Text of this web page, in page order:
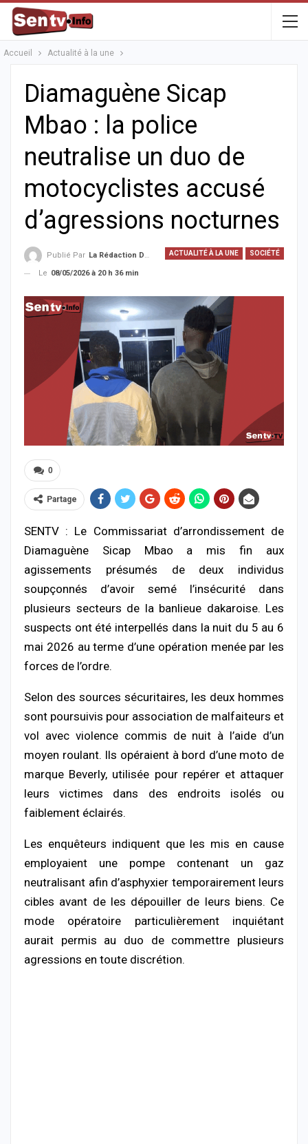
Accueil Actualité à la une
Diamaguène Sicap
Mbao : la police
neutralise un duo de
motocyclistes accusé
d’agressions nocturnes
ACTUALITÉ À LA UNE SOCIÉTÉ
Publié Par La Rédaction De La SenTV.info
Le 08/05/2026 à 20 h 36 min
0
Partage
SENTV : Le Commissariat d’arrondissement de
Diamaguène Sicap Mbao a mis fin aux
agissements présumés de deux individus
soupçonnés d’avoir semé l’insécurité dans
plusieurs secteurs de la banlieue dakaroise. Les
suspects ont été interpellés dans la nuit du 5 au 6
mai 2026 au terme d’une opération menée par les
forces de l’ordre.
Selon des sources sécuritaires, les deux hommes
sont poursuivis pour association de malfaiteurs et
vol avec violence commis de nuit à l’aide d’un
moyen roulant. Ils opéraient à bord d’une moto de
marque Beverly, utilisée pour repérer et attaquer
leurs victimes dans des endroits isolés ou
faiblement éclairés.
Les enquêteurs indiquent que les mis en cause
employaient une pompe contenant un gaz
neutralisant afin d’asphyxier temporairement leurs
cibles avant de les dépouiller de leurs biens. Ce
mode opératoire particulièrement inquiétant
aurait permis au duo de commettre plusieurs
agressions en toute discrétion.